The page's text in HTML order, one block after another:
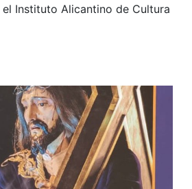
Instituto Alicantino de Cultura